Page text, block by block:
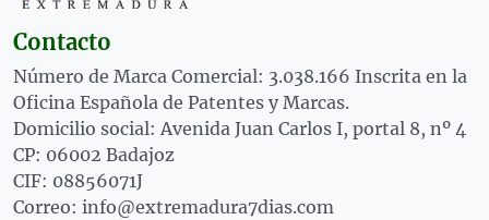
Contacto
Número de Marca Comercial: 3.038.166 Inscrita en la
Oficina Española de Patentes y Marcas.
Domicilio social: Avenida Juan Carlos I, portal 8, nº 4
CP: 06002 Badajoz
CIF: 08856071J
Correo: info@extremadura7dias.com